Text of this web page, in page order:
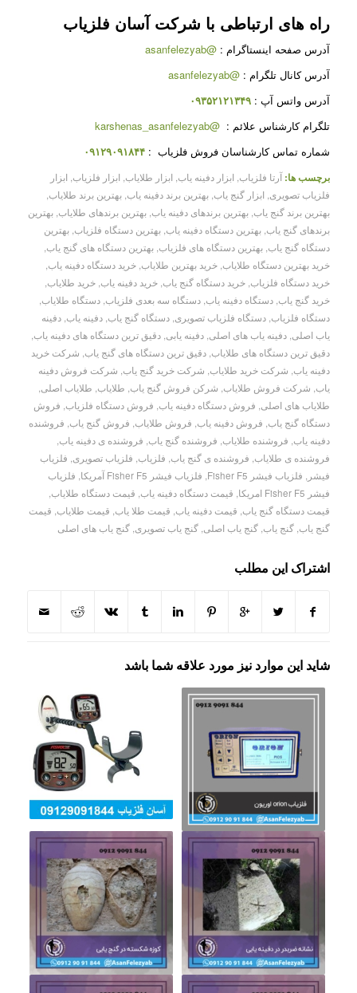
راه های ارتباطی با شرکتآسان فلزیاب
آدرس صفحه اینستاگرام : @asanfelezyab
آدرس کانال تلگرام : @asanfelezyab
آدرس واتس آپ : ۰۹۳۵۲۱۲۱۳۴۹
تلگرام کارشناس علائم : @karshenas_asanfelezyab
شماره تماس کارشناسان فروش فلزیاب : ۰۹۱۲۹۰۹۱۸۴۴
برچسب ها: آرتا فلزیاب, ابزار دفینه یاب, ابزار طلایاب, ابزار فلزیاب, ابزار
فلزیاب تصویری, ابزار گنج یاب, بهترین برند دفینه یاب, بهترین برند طلایاب,
بهترین برند گنج یاب, بهترین برندهای دفینه یاب, بهترین برندهای طلایاب, بهترین
برندهای گنج یاب, بهترین دستگاه دفینه یاب, بهترین دستگاه فلزیاب, بهترین
دستگاه گنج یاب, بهترین دستگاه های فلزیاب, بهترین دستگاه های گنج یاب,
خرید بهترین دستگاه طلایاب, خرید بهترین طلایاب, خرید دستگاه دفینه یاب,
خرید دستگاه فلزیاب, خرید دستگاه گنج یاب, خرید دفینه یاب, خرید طلایاب,
خرید گنج یاب, دستگاه دفینه یاب, دستگاه سه بعدی فلزیاب, دستگاه طلایاب,
دستگاه فلزیاب, دستگاه فلزیاب تصویری, دستگاه گنج یاب, دفینه یاب, دفینه
یاب اصلی, دفینه یاب های اصلی, دفینه یابی, دقیق ترین دستگاه های دفینه یاب,
دقیق ترین دستگاه های طلایاب, دقیق ترین دستگاه های گنج یاب, شرکت خرید
دفینه یاب, شرکت خرید طلایاب, شرکت خرید گنج یاب, شرکت فروش دفینه
یاب, شرکت فروش طلایاب, شرکن فروش گنج یاب, طلایاب, طلایاب اصلی,
طلایاب های اصلی, فروش دستگاه دفینه یاب, فروش دستگاه فلزیاب, فروش
دستگاه گنج یاب, فروش دفینه یاب, فروش طلایاب, فروش گنج یاب, فروشنده
دفینه یاب, فروشنده طلایاب, فروشنده گنج یاب, فروشنده ی دفینه یاب,
فروشنده ی طلایاب, فروشنده ی گنج یاب, فلزیاب, فلزیاب تصویری, فلزیاب
فیشر , فلزیاب فیشر Fisher F5 , فلزیاب فیشر Fisher F5 آمریکا , فلزیاب
فیشر Fisher F5 امریکا
, قیمت دستگاه دفینه یاب, قیمت دستگاه طلایاب,
قیمت دستگاه گنج یاب, قیمت دفینه یاب, قیمت طلا یاب, قیمت طلایاب, قیمت
گنج یاب, گنج یاب, گنج یاب اصلی, گنج یاب تصویری, گنج یاب های اصلی
اشتراک این مطلب
شاید این موارد نیز مورد علاقه شما باشد